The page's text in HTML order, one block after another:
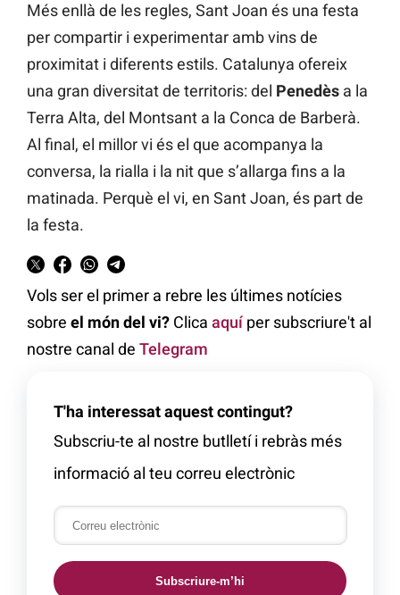
Més enllà de les regles, Sant Joan és una festa
per compartir i experimentar amb vins de
proximitat i diferents estils. Catalunya ofereix
una gran diversitat de territoris: del Penedès a la
Terra Alta, del Montsant a la Conca de Barberà.
Al final, el millor vi és el que acompanya la
conversa, la rialla i la nit que s’allarga fins a la
matinada. Perquè el vi, en Sant Joan, és part de
la festa.
Vols ser el primer a rebre les últimes notícies
sobre el món del vi? Clica aquíper subscriure't al
nostre canal de Telegram
T'ha interessat aquest contingut?
Subscriu-te al nostre butlletí i rebràs més
informació al teu correu electrònic
Subscriure-m’hi